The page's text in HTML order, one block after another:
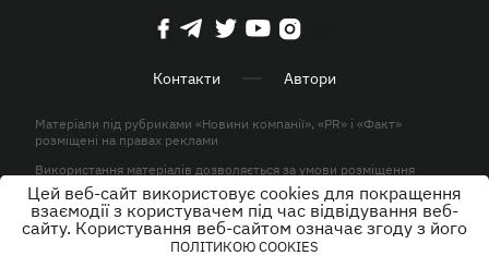
Контакти Автори
Матеріали під рубриками «Новини компанії», «PR» і «Факт»
розміщені на правах реклами
Використання матеріалів дозволяється за умови розміщення
активного гіперпосилання на KP.UA в першому абзаці.
© ТОВ «ЮЛАВ МЕДІА» 2026. Всі права захищені.
Цей веб-сайт використовує cookies для покращення
взаємодії з користувачем під час відвідування веб-
сайту. Користування веб-сайтом означає згоду з його
ПОЛІТИКОЮ COOKIES